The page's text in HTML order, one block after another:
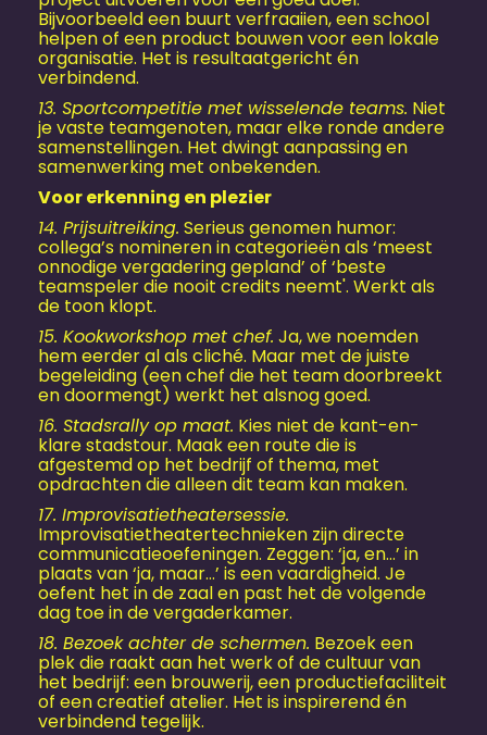
Bijvoorbeeld een buurt verfraaiien, een school
helpen of een product bouwen voor een lokale
organisatie. Het is resultaatgericht én
verbindend.
13. Sportcompetitie met wisselende teams. Niet
je vaste teamgenoten, maar elke ronde andere
samenstellingen. Het dwingt aanpassing en
samenwerking met onbekenden.
Voor erkenning en plezier
14. Prijsuitreiking. Serieus genomen humor:
collega’s nomineren in categorieën als ‘meest
onnodige vergadering gepland’ of ‘beste
teamspeler die nooit credits neemt'. Werkt als
de toon klopt.
15. Kookworkshop met chef. Ja, we noemden
hem eerder al als cliché. Maar met de juiste
begeleiding (een chef die het team doorbreekt
en doormengt) werkt het alsnog goed.
16. Stadsrally op maat. Kies niet de kant-en-
klare stadstour. Maak een route die is
afgestemd op het bedrijf of thema, met
opdrachten die alleen dit team kan maken.
17. Improvisatietheatersessie.
Improvisatietheatertechnieken zijn directe
communicatieoefeningen. Zeggen: ‘ja, en…’ in
plaats van ‘ja, maar…’ is een vaardigheid. Je
oefent het in de zaal en past het de volgende
dag toe in de vergaderkamer.
18. Bezoek achter de schermen. Bezoek een
plek die raakt aan het werk of de cultuur van
het bedrijf: een brouwerij, een productiefaciliteit
of een creatief atelier. Het is inspirerend én
verbindend tegelijk.